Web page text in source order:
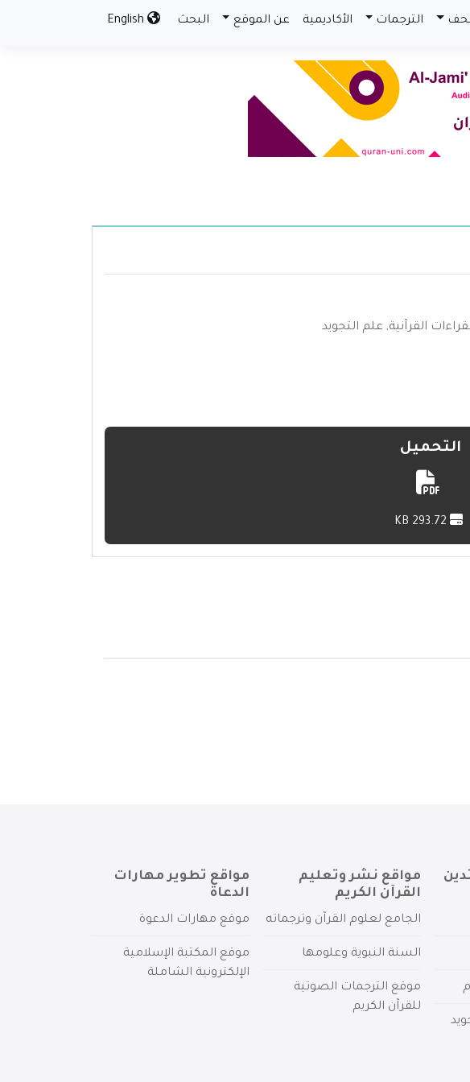
الترجمات الأكاديمية عن الموقع البحث
القرآنية, علم التجويد
التحميل
مواقع نشر وتعليم
القرآن الكريم
الجامع لعلوم القرآن وترجماته
السنة النبوية وعلومها
موقع الترجمات الصوتية
للقرآن الكريم
مواقع تطوير مهارات
الدعاة
موقع مهارات الدعوة
موقع المكتبة الإسلامية
الإلكترونية الشاملة